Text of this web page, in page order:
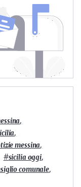
,
,
messina,
#sicilia oggi,
comunale,